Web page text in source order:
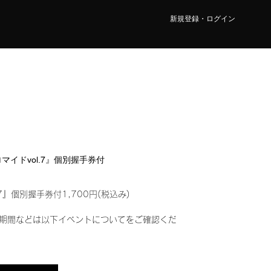
新規登録・ログイン
イドvol.7』個別握手券付
』個別握手券付1,700円(税込み)
間などは以下イベントについてをご確認くだ